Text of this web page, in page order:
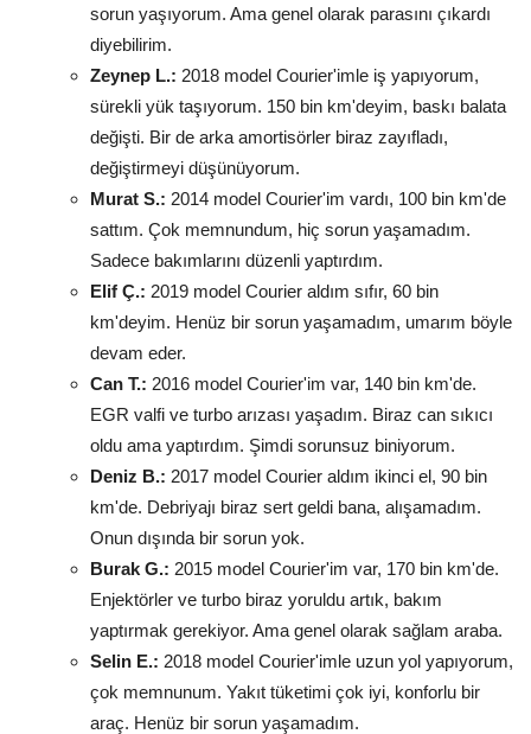
sorun yaşıyorum. Ama genel olarak parasını çıkardı
diyebilirim.
Zeynep L.: 2018 model Courier'imle iş yapıyorum,
sürekli yük taşıyorum. 150 bin km'deyim, baskı balata
değişti. Bir de arka amortisörler biraz zayıfladı,
değiştirmeyi düşünüyorum.
Murat S.: 2014 model Courier'im vardı, 100 bin km'de
sattım. Çok memnundum, hiç sorun yaşamadım.
Sadece bakımlarını düzenli yaptırdım.
Elif Ç.: 2019 model Courier aldım sıfır, 60 bin
km'deyim. Henüz bir sorun yaşamadım, umarım böyle
devam eder.
Can T.: 2016 model Courier'im var, 140 bin km'de.
EGR valfi ve turbo arızası yaşadım. Biraz can sıkıcı
oldu ama yaptırdım. Şimdi sorunsuz biniyorum.
Deniz B.: 2017 model Courier aldım ikinci el, 90 bin
km'de. Debriyajı biraz sert geldi bana, alışamadım.
Onun dışında bir sorun yok.
Burak G.: 2015 model Courier'im var, 170 bin km'de.
Enjektörler ve turbo biraz yoruldu artık, bakım
yaptırmak gerekiyor. Ama genel olarak sağlam araba.
Selin E.: 2018 model Courier'imle uzun yol yapıyorum,
çok memnunum. Yakıt tüketimi çok iyi, konforlu bir
araç. Henüz bir sorun yaşamadım.